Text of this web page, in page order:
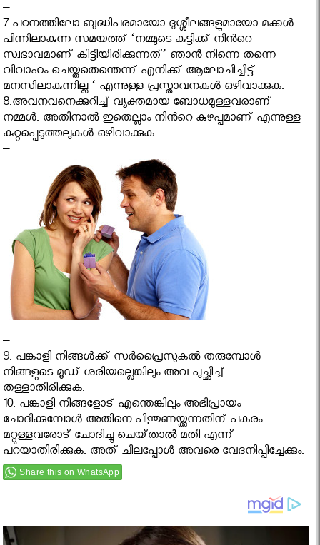
–
7.പഠനത്തിലോ ബുദ്ധിപരമായോ ദുശ്ശീലങ്ങളുമായോ മക്കൾ
പിന്നിലാകുന്ന സമയത്ത് ‘നമ്മുടെ കുട്ടിക്ക് നിന്‍റെ
സ്വഭാവമാണ് കിട്ടിയിരിക്കുന്നത്’ ഞാന്‍ നിന്നെ തന്നെ
വിവാഹം ചെയ്തതെന്തെന്ന് എനിക്ക് ആലോചിച്ചിട്ട്
മനസിലാകുന്നില്ല ‘ എന്നുള്ള പ്രസ്താവനകൾ ഒഴിവാക്കുക.
8.അവനവനെക്കുറിച്ച് വ്യക്തമായ ബോധമുള്ളവരാണ്
നമ്മള്‍. അതിനാൽ ഇതെല്ലാം നിന്‍റെ കുഴപ്പമാണ് എന്നുള്ള
കുറ്റപ്പെടുത്തലുകൾ ഒഴിവാക്കുക.
–
–
9. പങ്കാളി നിങ്ങൾക്ക് സർപ്രൈസുകൽ തരുമ്പോൾ
നിങ്ങളുടെ മൂഡ് ശരിയല്ലെങ്കിലും അവ പുച്ഛിച്ച്
തള്ളാതിരിക്കുക.
10. പങ്കാളി നിങ്ങളോട് എന്തെങ്കിലും അഭിപ്രായം
ചോദിക്കുമ്പോൾ അതിനെ പിന്തുണയ്ക്കുന്നതിന് പകരം
മറ്റുള്ളവരോട് ചോദിച്ചു ചെയ്‌താൽ മതി എന്ന്
പറയാതിരിക്കുക. അത് ചിലപ്പോൾ അവരെ വേദനിപ്പിച്ചേക്കും.
Share this on WhatsApp